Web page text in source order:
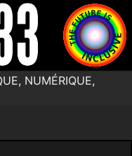
NUMÉRIQUE,